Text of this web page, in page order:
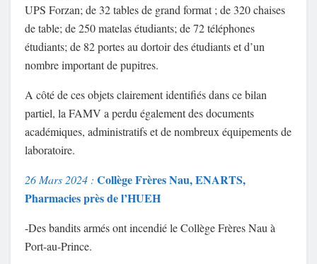
UPS Forzan; de 32 tables de grand format ; de 320 chaises
de table; de 250 matelas étudiants; de 72 téléphones
étudiants; de 82 portes au dortoir des étudiants et d’un
nombre important de pupitres.
A côté de ces objets clairement identifiés dans ce bilan
partiel, la FAMV a perdu également des documents
académiques, administratifs et de nombreux équipements de
laboratoire.
26 Mars 2024 : Collège Frères Nau, ENARTS,
Pharmacies près de l’HUEH
-Des bandits armés ont incendié le Collège Frères Nau à
Port-au-Prince.